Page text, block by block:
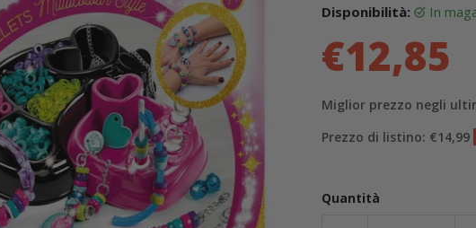
Disponibilità: in
€12,85
Miglior prezzo negli
Prezzo di listino: €14,99
Quantità